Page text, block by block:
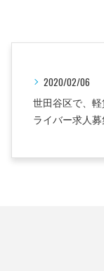
2020/02/06
世田谷区で、軽
ライバー求人